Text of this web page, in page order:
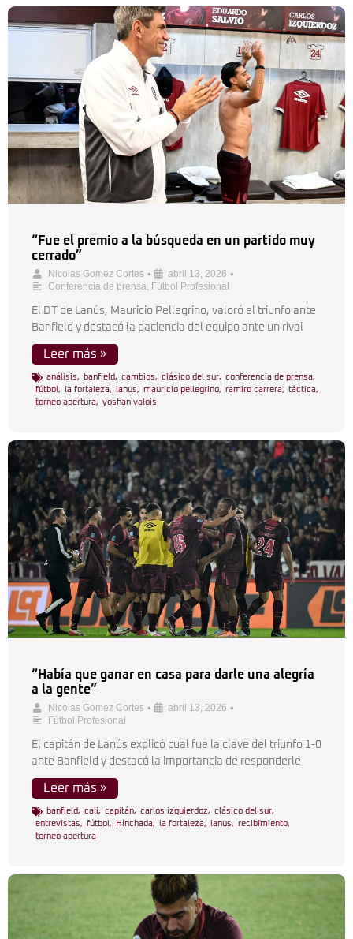
“Fue el premio a la búsqueda en un partido muy
cerrado”
Nicolas Gomez Cortes • abril 13, 2026 •
Conferencia de prensa, Fútbol Profesional
El DT de Lanús, Mauricio Pellegrino, valoró el triunfo ante
Banfield y destacó la paciencia del equipo ante un rival
Leer más »
análisis, banfield, cambios, clásico del sur, conferencia de prensa,
fútbol , la fortaleza, lanus, mauricio pellegrino, ramiro carrera, táctica,
torneo apertura, yoshan valois
“Había que ganar en casa para darle una alegría
a la gente”
Nicolas Gomez Cortes • abril 13, 2026 •
Fútbol Profesional
El capitán de Lanús explicó cual fue la clave del triunfo 1-0
ante Banfield y destacó la importancia de responderle
Leer más »
banfield, cali, capitán, carlos izquierdoz, clásico del sur,
entrevistas, fútbol , Hinchada, la fortaleza, lanus, recibimiento,
torneo apertura